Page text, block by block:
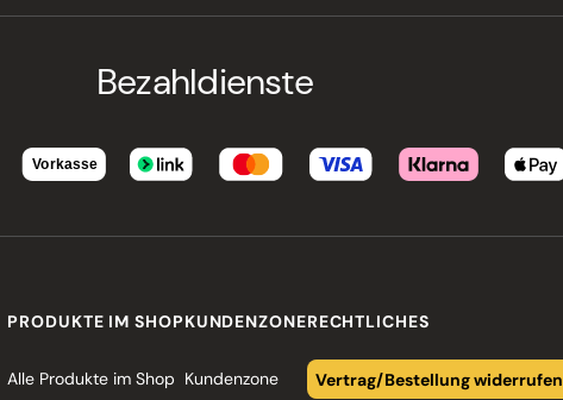
Bezahldienste
PRODUKTE IM SHOP
Alle Produkte im Shop
KUNDENZONE
Kundenzone
RECHTLICHES
Vertrag/Bestellung widerrufen